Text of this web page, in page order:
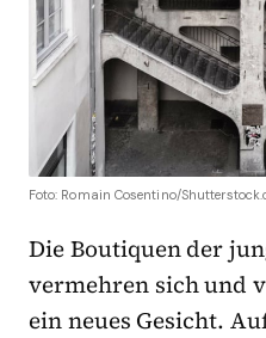
Foto: Romain Cosentino/
Die Boutiquen der
vermehren sich und
ein neues Gesicht.